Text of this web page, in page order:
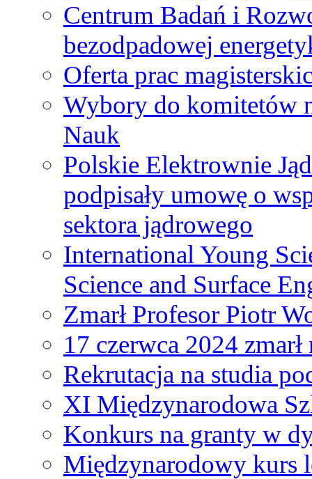
Centrum Badań i
bezodpadowej
Oferta prac
Wybory do komitetów
Nauk
Polskie Elektrownie
podpisały umowę o
sektora jądrowego
International Young
Science and Surface
Zmarł Profesor Piotr
17 czerwca 2024
Rekrutacja na studia
XI Międzynarodowa
Konkurs na granty w
Międzynarodowy kurs